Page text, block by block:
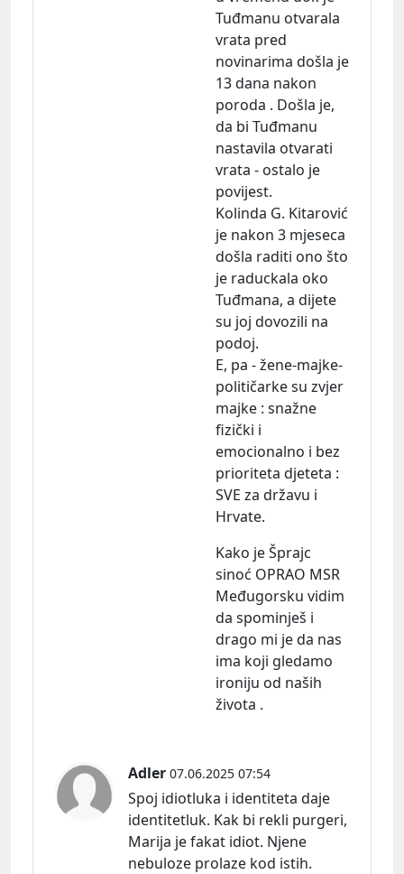
Tuđmanu otvarala
vrata pred
novinarima došla je
13 dana nakon
poroda . Došla je,
da bi Tuđmanu
nastavila otvarati
vrata - ostalo je
povijest.
Kolinda G. Kitarović
je nakon 3 mjeseca
došla raditi ono što
je raduckala oko
Tuđmana, a dijete
su joj dovozili na
podoj.
E, pa - žene-majke-
političarke su zvjer
majke : snažne
fizički i
emocionalno i bez
prioriteta djeteta :
SVE za državu i
Hrvate.
Kako je Šprajc
sinoć OPRAO MSR
Međugorsku vidim
da spominješ i
drago mi je da nas
ima koji gledamo
ironiju od naših
života .
Adler 07.06.2025 07:54
Spoj idiotluka i identiteta daje
identitetluk. Kak bi rekli purgeri,
Marija je fakat idiot. Njene
nebuloze prolaze kod istih.